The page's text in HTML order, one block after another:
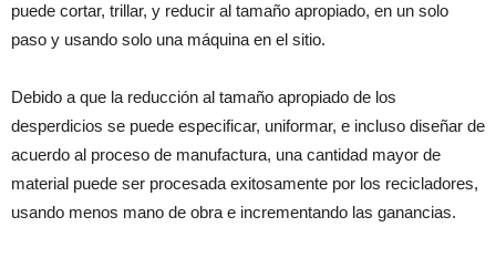
puede cortar, trillar, y reducir al tamaño apropiado, en un solo
paso y usando solo una máquina en el sitio.
Debido a que la reducción al tamaño apropiado de los
desperdicios se puede especificar, uniformar, e incluso diseñar de
acuerdo al proceso de manufactura, una cantidad mayor de
material puede ser procesada exitosamente por los recicladores,
usando menos mano de obra e incrementando las ganancias.